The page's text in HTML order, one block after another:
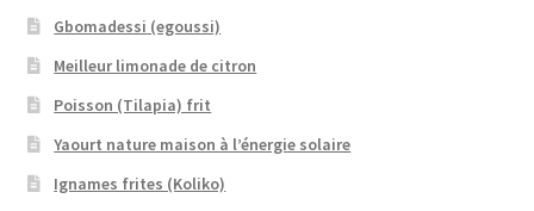
Gbomadessi (egoussi)
Meilleur limonade de citron
Poisson (Tilapia) frit
Yaourt nature maison à l’énergie solaire
Ignames frites (Koliko)